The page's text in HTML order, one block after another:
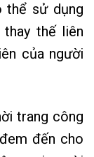
thể sử dụng
thế liên
của người
trang công
đến cho